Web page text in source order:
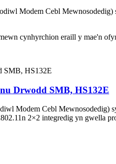
Modem Cebl Mewnosodedig)
cynhyrchion eraill y mae'n
Drwodd SMB, HS132E
Modem Cebl Mewnosodedig)
2×2 integredig yn gwella